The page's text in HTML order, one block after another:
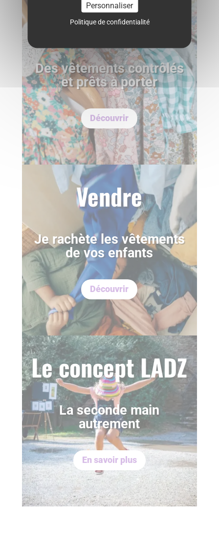
Acheter
Des vêtements contrôlés
et prêts à porter
Découvrir
Vendre
Je rachète les vêtements
de vos enfants
Découvrir
Le concept LADZ
La seconde main
autrement
En savoir plus
Personnaliser
Politique de confidentialité